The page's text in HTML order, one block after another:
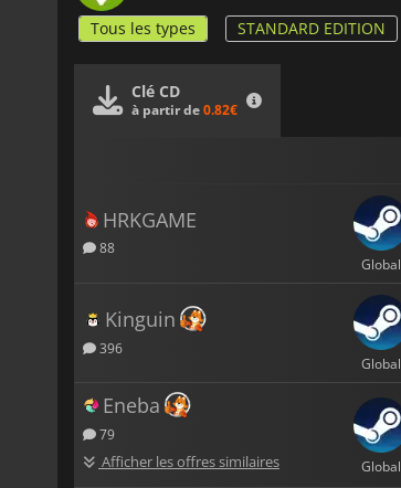
Tous les types STANDARD EDITION
Clé CD
à partir de0.82€
HRKGAME
88
Global
Kinguin
396
Global
Eneba
79
Afficher les offres similaires Global